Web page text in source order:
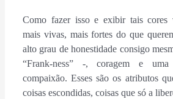
Como fazer isso e exibir tais cores
mais vivas, mais fortes do que
alto grau de honestidade consigo
“Frank-ness” -, coragem e
compaixão. Esses são os atributos
coisas escondidas, coisas que só a